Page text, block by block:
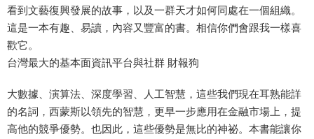
看到文藝復興發展的故事，以及一群天才如何同處在一個組織。
這是一本有趣、易讀，內容又豐富的書。相信你們會跟我一樣喜
歡它。
台灣最大的基本面資訊平台與社群 財報狗
大數據、演算法、深度學習、人工智慧，這些我們現在耳熟能詳
的名詞，西蒙斯以領先的智慧，更早一步應用在金融市場上，提
高他的競爭優勢。也因此，這些優勢是無比的神祕。本書能讓你